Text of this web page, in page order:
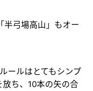
半弓場高山」もオー
ールはとてもシンプ
ち、10本の矢の合